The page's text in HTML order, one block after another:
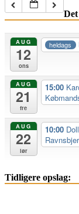
AUG
12
ons
heldags
AUG
21
fre
15:00
AUG
22
lør
10:00
Tidligere opslag: